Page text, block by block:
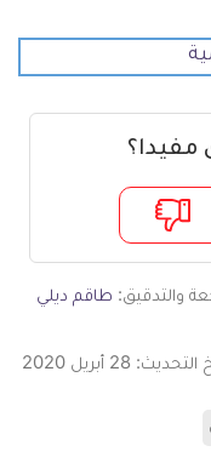
مفيدا؟
والتدقيق: طاقم ديلي
التحديث: 28 أبريل 2020